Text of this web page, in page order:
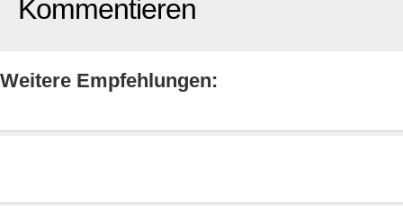
Kommentieren
Weitere Empfehlungen: